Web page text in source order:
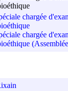
chargée
chargée